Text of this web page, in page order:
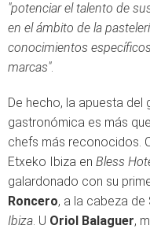
"potenciar el talento de
en el ámbito de la
conocimientos
marcas".
De hecho, la apuesta
gastronómica es más
chefs más reconocidos.
Etxeko Ibiza en Bless
galardonado con su
Roncero, a la cabeza de
Ibiza. U Oriol Balaguer,